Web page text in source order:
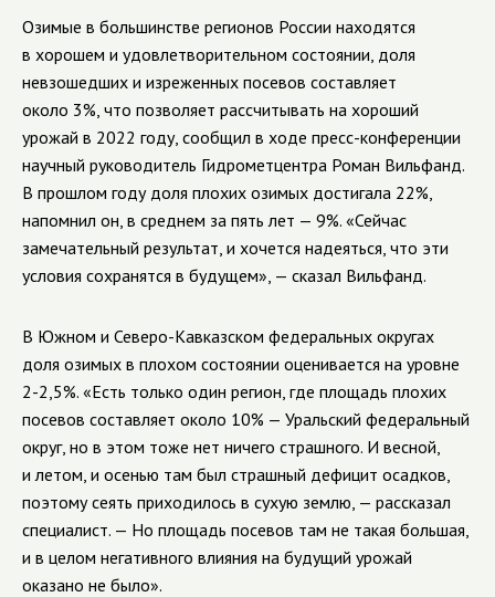
Озимые в большинстве регионов России находятся
в хорошем и удовлетворительном состоянии, доля
невзошедших и изреженных посевов составляет
около 3%, что позволяет рассчитывать на хороший
урожай в 2022 году, сообщил в ходе пресс-конференции
научный руководитель Гидрометцентра Роман Вильфанд.
В прошлом году доля плохих озимых достигала 22%,
напомнил он, в среднем за пять лет — 9%. «Сейчас
замечательный результат, и хочется надеяться, что эти
условия сохранятся в будущем», — сказал Вильфанд.
В Южном и Северо-Кавказском федеральных округах
доля озимых в плохом состоянии оценивается на уровне
2-2,5%. «Есть только один регион, где площадь плохих
посевов составляет около 10% — Уральский федеральный
округ, но в этом тоже нет ничего страшного. И весной,
и летом, и осенью там был страшный дефицит осадков,
поэтому сеять приходилось в сухую землю, — рассказал
специалист. — Но площадь посевов там не такая большая,
и в целом негативного влияния на будущий урожай
оказано не было».